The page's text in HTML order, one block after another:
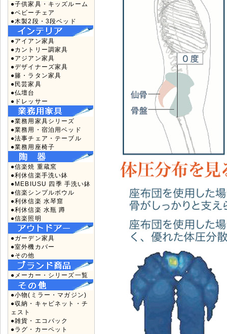
●子供家具・キッズルーム
●ベビーチェア
●木製2段・3段ベッド
●アイアン家具
●カントリー調家具
●アジアン家具
●デザイナーズ家具
●籐・ラタン家具
●民芸家具
●仏壇台
●ドレッサー
●業務用家具シリーズ
●業務用・宿泊用ベッド
●法事チェア・テーブル
●業務用座椅子
●信楽焼 重蔵窯
●利休信楽手洗い鉢
●MEBIUSU 四季 手洗い鉢
●信楽シンプルボウル
●利休信楽 水琴窟
●利休信楽 水瓶 蹲
●信楽照明
●ガーデン家具
●室外機カバー
●その他
●メーカー・シリーズ一覧
●小物(ミラー・マガジン)
●収納・キャビネット・チ
ェスト
●雑貨・エコバック
●ラグ・カーペット